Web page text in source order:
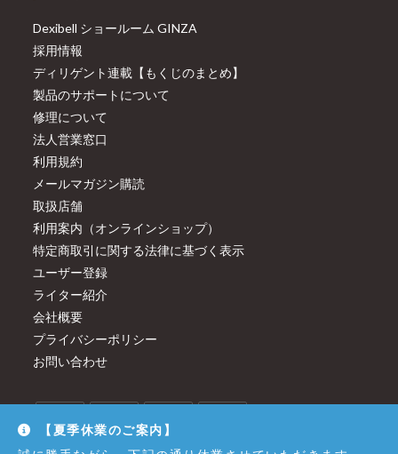
Dexibell ショールーム GINZA
採用情報
ディリゲント連載【もくじのまとめ】
製品のサポートについて
修理について
法人営業窓口
利用規約
メールマガジン購読
取扱店舗
利用案内（オンラインショップ）
特定商取引に関する法律に基づく表示
ユーザー登録
ライター紹介
会社概要
プライバシーポリシー
お問い合わせ
【夏季休業のご案内】